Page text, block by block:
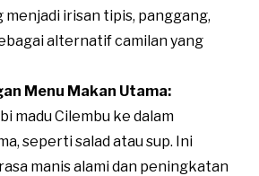
menjadi irisan tipis, panggang,
alternatif camilan yang
Menu Makan Utama:
madu Cilembu ke dalam
seperti salad atau sup. Ini
manis alami dan peningkatan